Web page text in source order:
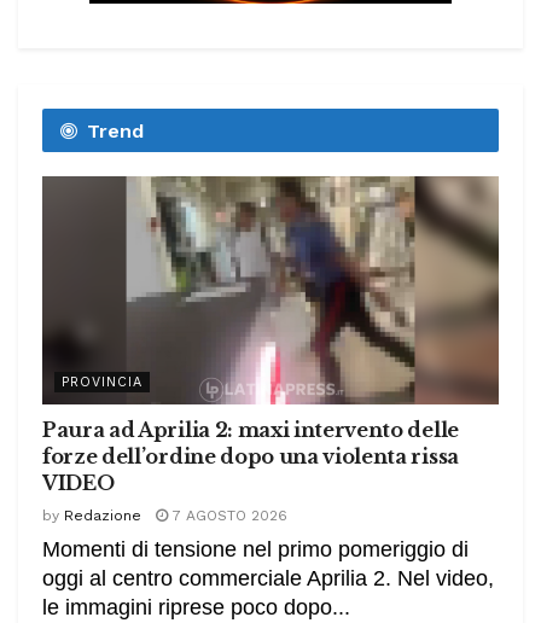
Trend
PROVINCIA
Paura ad Aprilia 2: maxi intervento delle
forze dell’ordine dopo una violenta rissa
VIDEO
by Redazione 7 AGOSTO 2026
Momenti di tensione nel primo pomeriggio di
oggi al centro commerciale Aprilia 2. Nel video,
le immagini riprese poco dopo...